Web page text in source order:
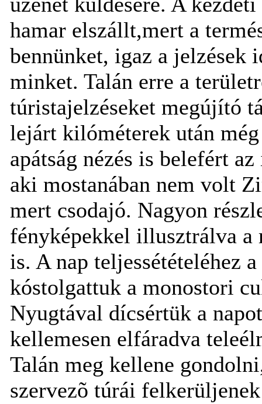
hamar elszállt,mert a
bennünket, igaz a jelzések
minket. Talán erre a
túristajelzéseket megújító
lejárt kilóméterek után
apátság nézés is belefért
aki mostanában nem volt
mert csodajó. Nagyon
fényképekkel illusztrálva
is. A nap teljessétételéhez
kóstolgattuk a monostori
Nyugtával dícsértük a
kellemesen elfáradva
Talán meg kellene
szervezõ túrái